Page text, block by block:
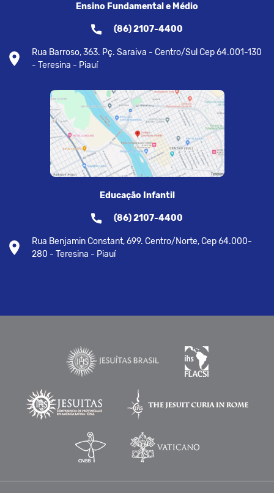
Ensino Fundamental e Médio
(86) 2107-4400
Rua Barroso, 363. Pç. Saraiva - Centro/Sul Cep 64.001-130
- Teresina - Piauí
Educação Infantil
(86) 2107-4400
Rua Benjamin Constant, 699. Centro/Norte, Cep 64.000-
280 - Teresina - Piauí